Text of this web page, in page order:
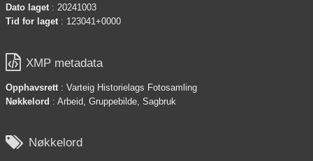
Dato laget: 20241003
Tid for laget: 123041+0000
 XMP metadata
Opphavsrett: Varteig Historielags Fotosamling
Nøkkelord : Arbeid, Gruppebilde, Sagbruk
 Nøkkelord